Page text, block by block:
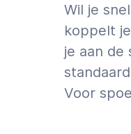
Wil je
koppelt
je aan
Voor